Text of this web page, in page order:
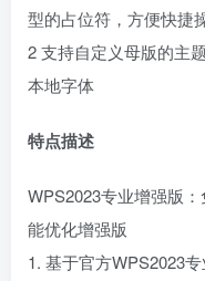
型的占位符，方便快捷
2 支持自定义母版的主
本地字体
特点描述
WPS2023专业增强版
能优化增强版
1. 基于官方WPS2023